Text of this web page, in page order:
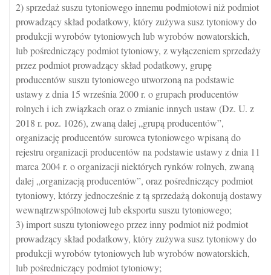
2) sprzedaż suszu tytoniowego innemu podmiotowi niż podmiot
prowadzący skład podatkowy, który zużywa susz tytoniowy do
produkcji wyrobów tytoniowych lub wyrobów nowatorskich,
lub pośredniczący podmiot tytoniowy, z wyłączeniem sprzedaży
przez podmiot prowadzący skład podatkowy, grupę
producentów suszu tytoniowego utworzoną na podstawie
ustawy z dnia 15 września 2000 r. o grupach producentów
rolnych i ich związkach oraz o zmianie innych ustaw (Dz. U. z
2018 r. poz. 1026), zwaną dalej „grupą producentów”,
organizację producentów surowca tytoniowego wpisaną do
rejestru organizacji producentów na podstawie ustawy z dnia 11
marca 2004 r. o organizacji niektórych rynków rolnych, zwaną
dalej „organizacją producentów”, oraz pośredniczący podmiot
tytoniowy, którzy jednocześnie z tą sprzedażą dokonują dostawy
wewnątrzwspólnotowej lub eksportu suszu tytoniowego;
3) import suszu tytoniowego przez inny podmiot niż podmiot
prowadzący skład podatkowy, który zużywa susz tytoniowy do
produkcji wyrobów tytoniowych lub wyrobów nowatorskich,
lub pośredniczący podmiot tytoniowy;